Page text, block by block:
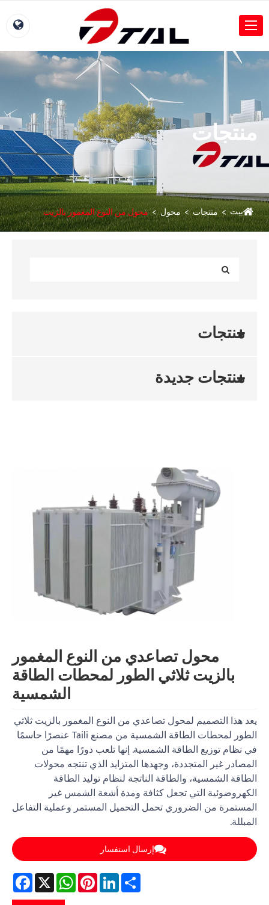
منتجات
بيت منتجات محول محول من النوع المغمور بالزيت
منتجات
منتجات جديدة
محول تصاعدي من النوع المغمور
بالزيت ثلاثي الطور لمحطات الطاقة
الشمسية
يعد هذا التصميم لمحول تصاعدي من النوع المغمور بالزيت ثلاثي
الطور لمحطات الطاقة الشمسية من مصنع Taili عنصرًا حاسمًا
في نظام توزيع الطاقة الشمسية. إنها تلعب دورًا مهمًا من
المصادر غير المتجددة، وجهدها المتزايد الذي تنتجه محولات
الطاقة الشمسية، والطاقة الناتجة لنظام توليد الطاقة
الكهروضوئية التي تجعل كثافة ومدة أشعة الشمس غير
المستمرة من الضروري تحمل التحميل المستمر وعملية التفاعل
المبللة.
إرسال استفسار
X
WhatsAppPinterestLinkedInShare